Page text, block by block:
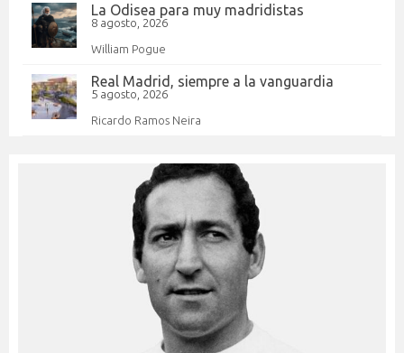
La Odisea para muy madridistas
8 agosto, 2026
William Pogue
Real Madrid, siempre a la vanguardia
5 agosto, 2026
Ricardo Ramos Neira